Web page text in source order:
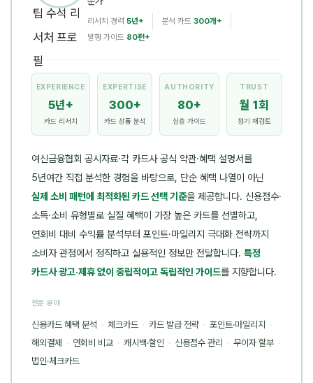
리서치 경력 5년+ 분석 카드 300개+
발행 가이드 80편+
EXPERIENCE
5년+
카드 리서치
EXPERTISE
300+
카드 상품 분석
AUTHORITY
80+
심층 가이드
TRUST
월 1회
정기 재검토
여신금융협회 공시자료·각 카드사 공식 약관·혜택 설명서를
5년여간 직접 분석한 경험을 바탕으로, 단순 혜택 나열이 아닌
실제 소비 패턴에 최적화된 카드 선택 기준을 제공합니다. 신용점수·
소득·소비 유형별로 실질 혜택이 가장 높은 카드를 선별하고,
연회비 대비 수익률 분석부터 포인트·마일리지 극대화 전략까지
소비자 관점에서 정직하고 실용적인 정보만 전달합니다. 특정
카드사 광고·제휴 없이 중립적이고 독립적인 가이드를 지향합니다.
전문 분야
신용카드 혜택 분석 · 체크카드 · 카드 발급 전략 · 포인트·마일리지 ·
해외결제 · 연회비 비교 · 캐시백·할인 · 신용점수 관리 · 무이자 할부 ·
법인·체크카드